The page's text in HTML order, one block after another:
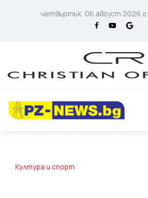
четвъртък, 06 август 2026 г.
Култура и спорт